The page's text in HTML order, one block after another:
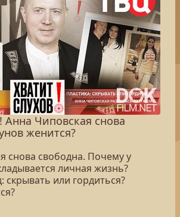
Анна Чиповская снова
женится?
снова свободна. Почему у
личная жизнь?
скрывать или гордиться?